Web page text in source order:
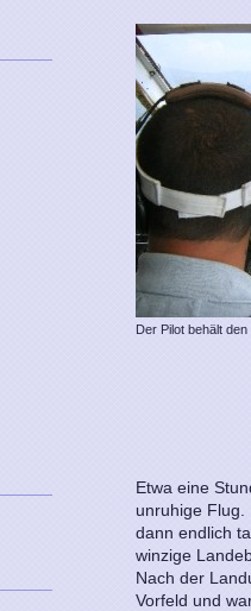
Der Pilot behält
Etwa eine
unruhige Flug.
dann endlich
winzige
Nach der
Vorfeld und